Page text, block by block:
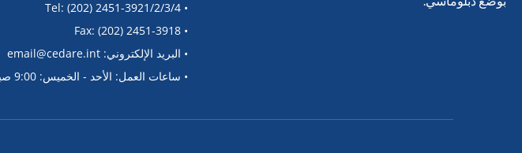
• Tel: (202) 2451-3921/2/3/4
• Fax: (202) 2451-3918
• البريد الإلكتروني: email@cedare.int
• ساعات العمل: الأحد - الخميس: 9:00 صباحًا - 5:00 مساءً